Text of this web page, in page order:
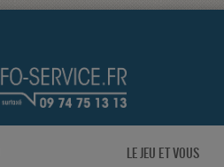
LE JEU ET VOUS